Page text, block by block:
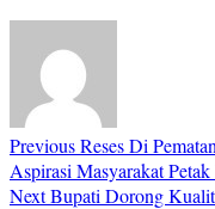
PreviousReses Di
Aspirasi Masyarakat
NextBupati Dorong